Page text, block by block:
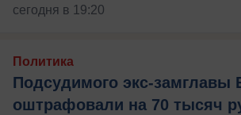
сегодня в 19:20
Политика
Подсудимого экс-замглавы
оштрафовали на 70 тысяч